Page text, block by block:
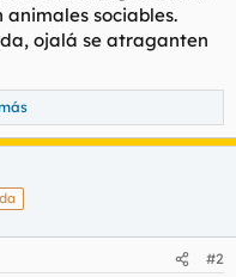
animales sociables.
ojalá se atraganten
#2